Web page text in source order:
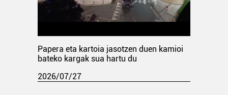
Papera eta kartoia jasotzen duen kamioi
bateko kargak sua hartu du
2026/07/27